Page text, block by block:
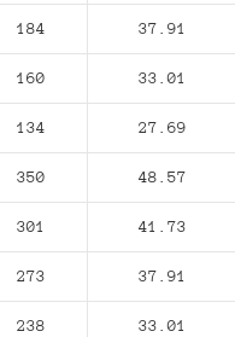
184 37.91
160 33.01
134 27.69
350 48.57
301 41.73
273 37.91
238 33.01